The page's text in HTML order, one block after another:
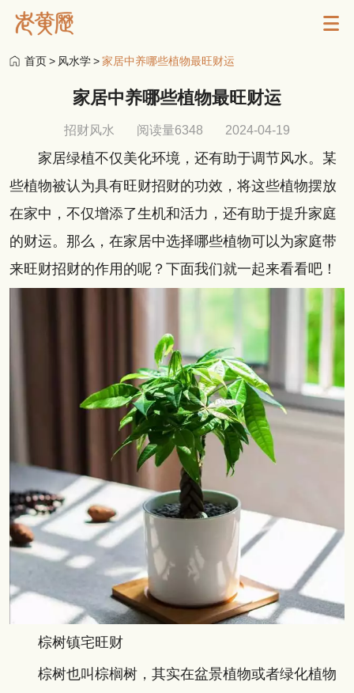
首页> 风水学>家居中养哪些植物最旺财运
家居中养哪些植物最旺财运
招财风水 阅读量6348 2024-04-19
家居绿植不仅美化环境，还有助于调节风水。某
些植物被认为具有旺财招财的功效，将这些植物摆放
在家中，不仅增添了生机和活力，还有助于提升家庭
的财运。那么，在家居中选择哪些植物可以为家庭带
来旺财招财的作用的呢？下面我们就一起来看看吧！
棕树镇宅旺财
棕树也叫棕榈树，其实在盆景植物或者绿化植物